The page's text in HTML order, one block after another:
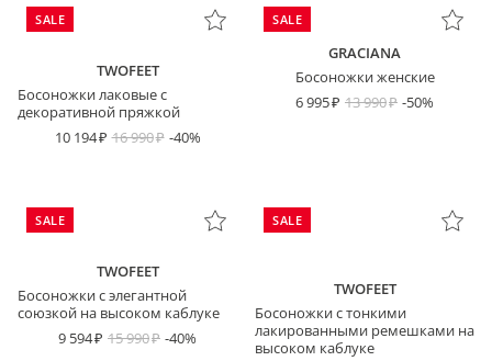
SALE
TWOFEET
Босоножки лаковые с
декоративной пряжкой
10 194
16 990 -40%
SALE
GRACIANA
Босоножки женские
6 995
13 990 -50%
SALE
TWOFEET
Босоножки с элегантной
союзкой на высоком каблуке
9 594
15 990 -40%
SALE
TWOFEET
Босоножки с тонкими
лакированными ремешками на
высоком каблуке